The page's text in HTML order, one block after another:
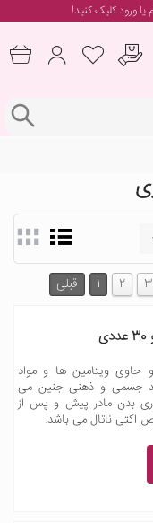
یا ورودکلیک کنید!
قبلی 1 2 3
حاوی ویتامین ها و مواد
جسمی و ذهنی جنین می
بدن مادر پیش و پس از
اکتی ناتال می باشد.